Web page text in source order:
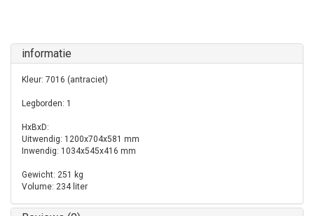
informatie
Kleur: 7016 (antraciet)
Legborden: 1
HxBxD:
Uitwendig: 1200x704x581 mm
Inwendig: 1034x545x416 mm
Gewicht: 251 kg
Volume: 234 liter